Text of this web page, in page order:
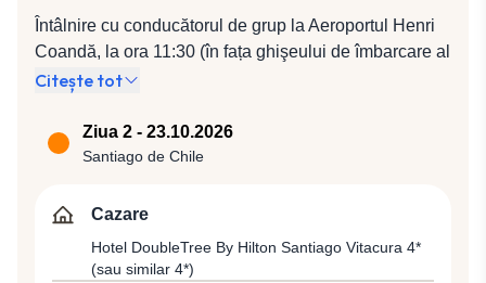
Întâlnire cu conducătorul de grup la Aeroportul Henri
Coandă, la ora 11:30 (în fața ghişeului de îmbarcare al
companiei Air France). Plecare spre Paris cu
unde se va pleca spre Santiago de Chile cu zborul AF
406 (23:20 / 07:50).
Citește tot
Ziua 2 - 23.10.2026
Santiago de Chile
Cazare
Hotel DoubleTree By Hilton Santiago Vitacura 4*
(sau similar 4*)